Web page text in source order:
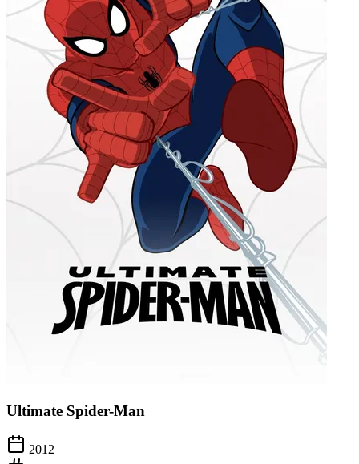
Ultimate Spider-Man
2012